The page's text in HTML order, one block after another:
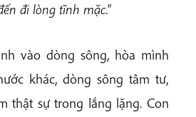
đi lòng tĩnh mặc."
vào dòng sông, hòa mình
khác, dòng sông tâm tư,
thật sự trong lắng lặng. Con